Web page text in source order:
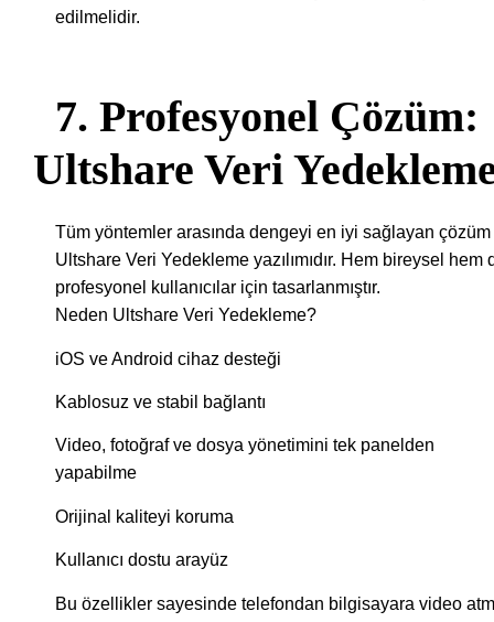
edilmelidir.
7. Profesyonel Çözüm:
Ultshare Veri
Tüm yöntemler arasında dengeyi en iyi sağlayan çözüm
Ultshare Veri Yedekleme yazılımıdır. Hem bireysel hem
profesyonel kullanıcılar için tasarlanmıştır.
Neden Ultshare Veri Yedekleme?
iOS ve Android cihaz desteği
Kablosuz ve stabil bağlantı
Video, fotoğraf ve dosya yönetimini tek panelden
yapabilme
Orijinal kaliteyi koruma
Kullanıcı dostu arayüz
Bu özellikler sayesinde telefondan bilgisayara video